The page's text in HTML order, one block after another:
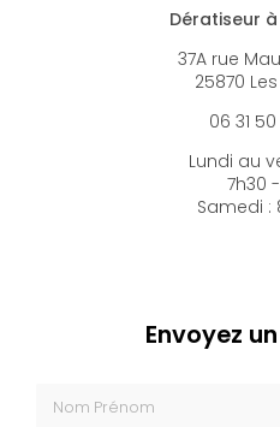
Dératiseur
37A rue
25870
06 31
Lundi au
7h30
Samedi :
Envoyez